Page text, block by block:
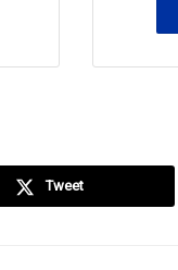
Tweet